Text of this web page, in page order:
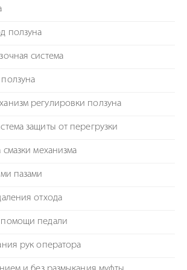
ползуна
система
регулировки ползуна
защиты от перегрузки
смазки механизма
пазами
отхода
педали
рук оператора